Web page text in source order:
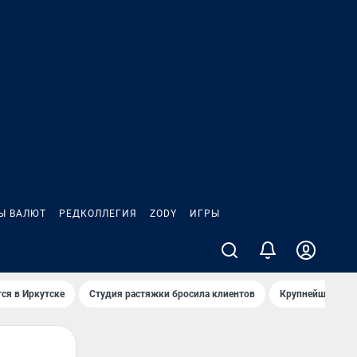
ВАЛЮТ РЕДКОЛЛЕГИЯ ZODY ИГРЫ
в Иркутске Студия растяжки бросила клиентов Крупнейшие